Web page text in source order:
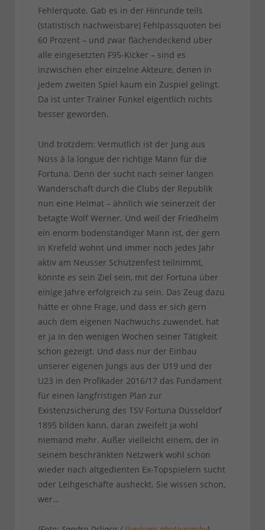
Fehlerquote. Gab es in der Hinrunde teils
(statistisch nachweisbare) Fehlpassquoten bei
60 Prozent – und zwar flächendeckend über
alle eingesetzten F95-Kicker – sind es
inzwischen eher einzelne Akteure, denen in
jedem zweiten Spiel kaum ein Zuspiel gelingt.
Da ist unter Trainer Funkel eigentlich nichts
besser geworden.
Und trotzdem: Vermutlich ist der Jung aus
Nüss à la longue der richtige Mann für die
Fortuna. Denn der sucht nach seiner langen
Wanderschaft durch die Clubs der Republik
nun eine Heimat – ähnlich wie seinerzeit der
betagte Wolf Werner. Und weil der Friedhelm
ein enorm bodenständiger Mann ist, der gern
in Krefeld wohnt und immer noch jedes Jahr
aktiv am Neusser Schützenfest teilnimmt,
könnte es sein Ziel sein, mit der Fortuna über
einige Jahre erfolgreich zu sein. Das Zeug dazu
hätte er ohne Frage, und dass er sich gern
auch dem eigenen Nachwuchs zuwendet, hat
er ja in den wenigen Wochen seiner Tätigkeit
schon gezeigt. Und dass nur der Einbau
unserer eigenen Jungs aus der U19 und der
U23 in den Profikader 2016/17 das Fundament
für einen langfristigen Plan zur
Existenzsicherung des TSV Fortuna Düsseldorf
1895 bilden kann, daran zweifelt ja wohl
niemand mehr. Außer vielleicht einem, der in
seinem beschränkten Netzwerk wohl schon
wieder nach altgedienten Ex-Topspielern sucht
oder Leihgeschäfte ausheckt. Sie wissen schon,
wer…